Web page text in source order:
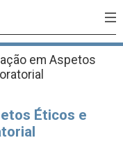
em Aspetos
Éticos e